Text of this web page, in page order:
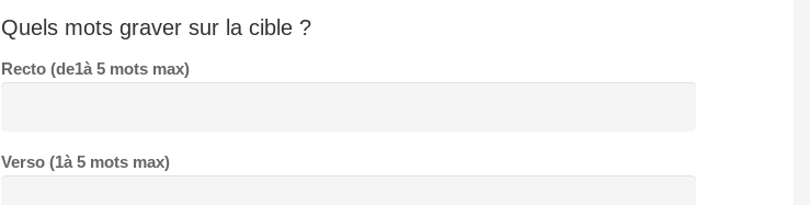
Quels mots graver sur la cible ?
Recto (de1à 5 mots max)
Verso (1à 5 mots max)